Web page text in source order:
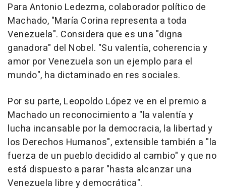
Para Antonio Ledezma, colaborador político de
Machado, "María Corina representa a toda
Venezuela". Considera que es una "digna
ganadora" del Nobel. "Su valentía, coherencia y
amor por Venezuela son un ejemplo para el
mundo", ha dictaminado en res sociales.
Por su parte, Leopoldo López ve en el premio a
Machado un reconocimiento a "la valentía y
lucha incansable por la democracia, la libertad y
los Derechos Humanos", extensible también a "la
fuerza de un pueblo decidido al cambio" y que no
está dispuesto a parar "hasta alcanzar una
Venezuela libre y democrática".